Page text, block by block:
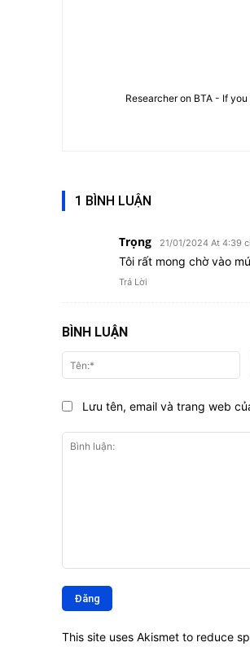
Researcher on BTA - If
1 BÌNH LUẬN
Trọng 21/01/2024 At 4:39
Tôi rất mong chờ vào
Trả Lời
BÌNH LUẬN
luận:
Lưu tên, email và trang web
This site uses Akismet to reduce